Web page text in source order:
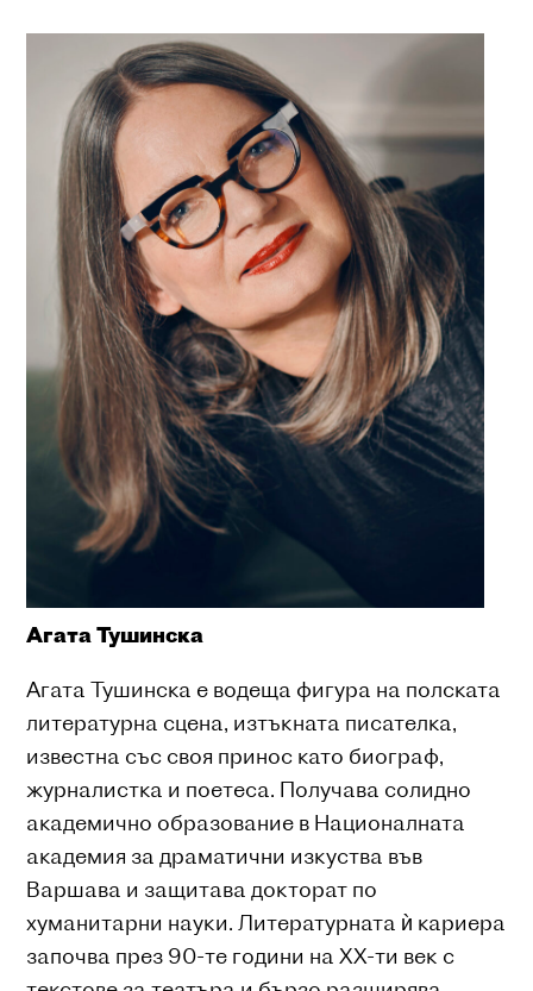
Агата Тушинска
Агата Тушинска е водеща фигура на полската
литературна сцена, изтъкната писателка,
известна със своя принос като биограф,
журналистка и поетеса. Получава солиднo
академично образование в Националната
академия за драматични изкуства във
Варшава и защитава докторат по
хуманитарни науки. Литературната ѝ кариера
започва през 90-те години на ХХ-ти век с